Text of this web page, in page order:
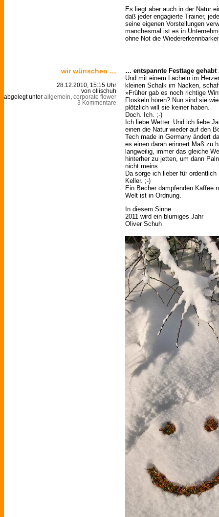
Es liegt aber auch in der Natur
daß jeder engagierte Trainer,
seine eigenen Vorstellungen
manchesmal ist es in
ohne Not die
wir wünschen …
28.12.2010, 15:15 Uhr
von ollischuh
abgelegt unter allgemein corporate flower
3 Kommentare
… entspannte Festtage gehabt
Und mit einem Lächeln im
kleinen Schalk im Nacken,
»Früher gab es noch richtige
Floskeln hören? Nun sind sie
plötzlich will sie keiner haben.
Doch. Ich. ;-)
Ich liebe Wetter. Und ich liebe
einen die Natur wieder auf den
Tech made in Germany ändert
es einen daran erinnert Maß zu
langweilig, immer das gleiche
hinterher zu jetten, um dann
nicht meins.
Da sorge ich lieber für
Keller. ;-)
Ein Becher dampfenden Kaffee
Welt ist in Ordnung.
In diesem Sinne
2011 wird ein blumiges Jahr
Oliver Schuh